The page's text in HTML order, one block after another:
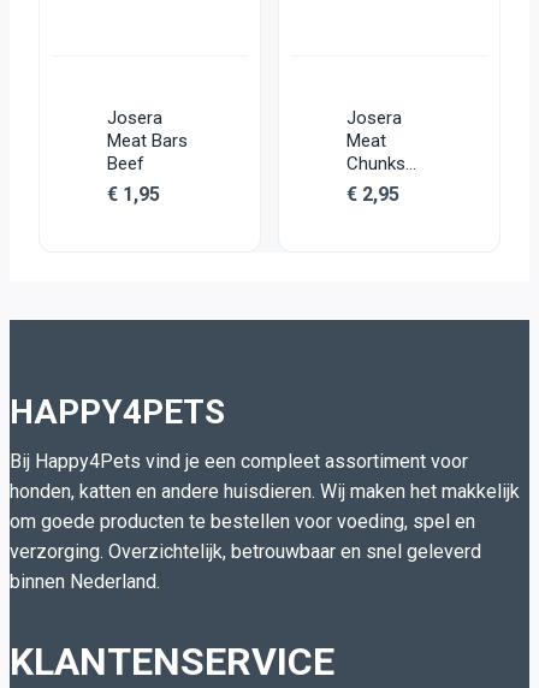
Josera
Meat Bars
Beef
€ 1,95
Josera
Meat
Chunks
Beef
€ 2,95
HAPPY4PETS
Bij Happy4Pets vind je een compleet assortiment voor
honden, katten en andere huisdieren. Wij maken het makkelijk
om goede producten te bestellen voor voeding, spel en
verzorging. Overzichtelijk, betrouwbaar en snel geleverd
binnen Nederland.
KLANTENSERVICE